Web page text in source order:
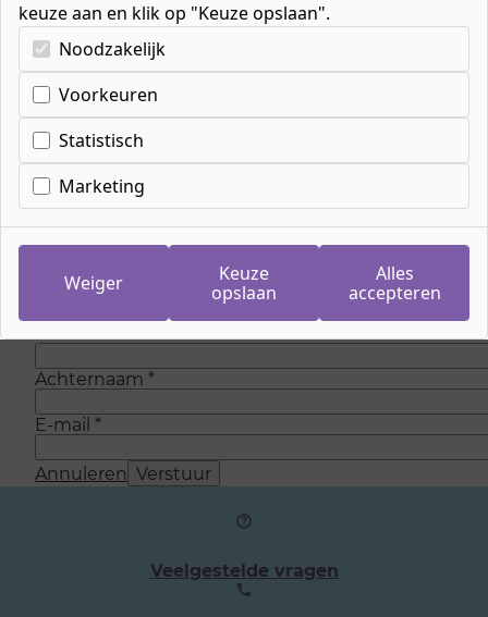
Cookie-instellingen
keuze aan en klik op "Keuze opslaan".
Kies uw cookie-voorkeuren
Noodzakelijk
Voorkeuren
Statistisch
Marketing
Weiger
Keuze
opslaan
Alles
accepteren
Inschrijven wachtlijst
meeloopdag
Op dit moment zijn is er geen plaats meer om
mee te lopen bij de opleiding. Maar wees
gerust, we voegen regelmatig nieuwe plaatsen
toe. Laat je gegevens achter en we sturen je
eenmalig een e-mail als er weer plaats is.
Achternaam *
E-mail *
Annuleren Verstuur
Veelgestelde vragen